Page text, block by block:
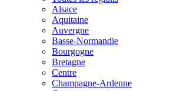
Alsace
Aquitaine
Auvergne
Basse-Normandie
Bourgogne
Bretagne
Centre
Champagne-Ardenne